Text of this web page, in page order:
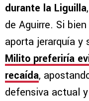
durante la Liguilla
de Aguirre. Si
aporta jerarquía y
Milito preferiría
recaída,
defensiva actual